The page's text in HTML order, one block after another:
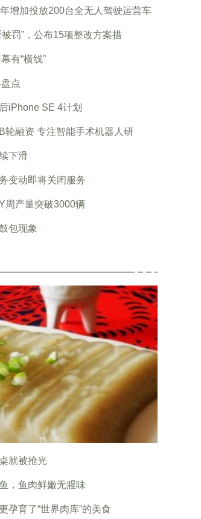
增加投放200台全无人驾驶运营车
罚”，公布15项整改方案措
有“横线”
点
iPhone SE 4计划
轮融资 专注智能手术机器人研
下滑
变动即将关闭服务
周产量突破3000辆
包现象
就被抢光
，鱼肉鲜嫩无腥味
孕育了“世界肉库”的美食